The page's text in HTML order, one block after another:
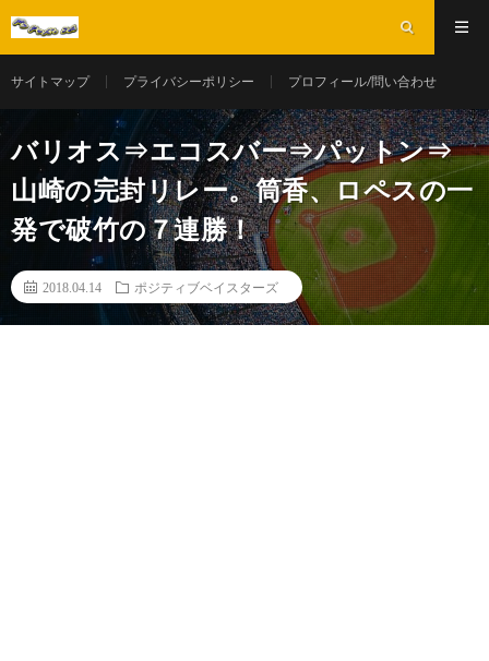
サイトマップ プライバシーポリシー プロフィール/問い合わせ
バリオス⇒エコスバー⇒パットン⇒
山崎の完封リレー。筒香、ロペスの一
発で破竹の７連勝！
2018.04.14 ポジティブベイスターズ